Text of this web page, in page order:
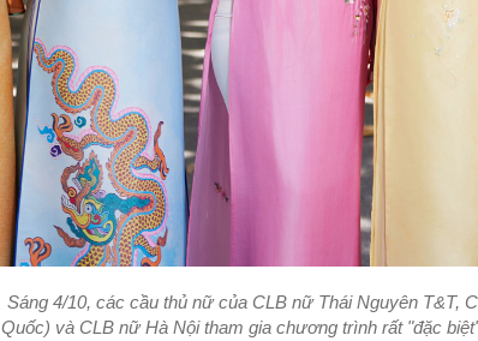
Sáng 4/10, các cầu thủ nữ của CLB nữ Thái Nguyên T&T,
Quốc) và CLB nữ Hà Nội tham gia chương trình rất "đặc